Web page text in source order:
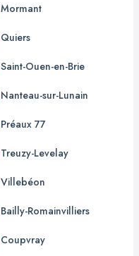
Mormant
Quiers
Saint-Ouen-en-Brie
Nanteau-sur-Lunain
Préaux 77
Treuzy-Levelay
Villebéon
Bailly-Romainvilliers
Coupvray